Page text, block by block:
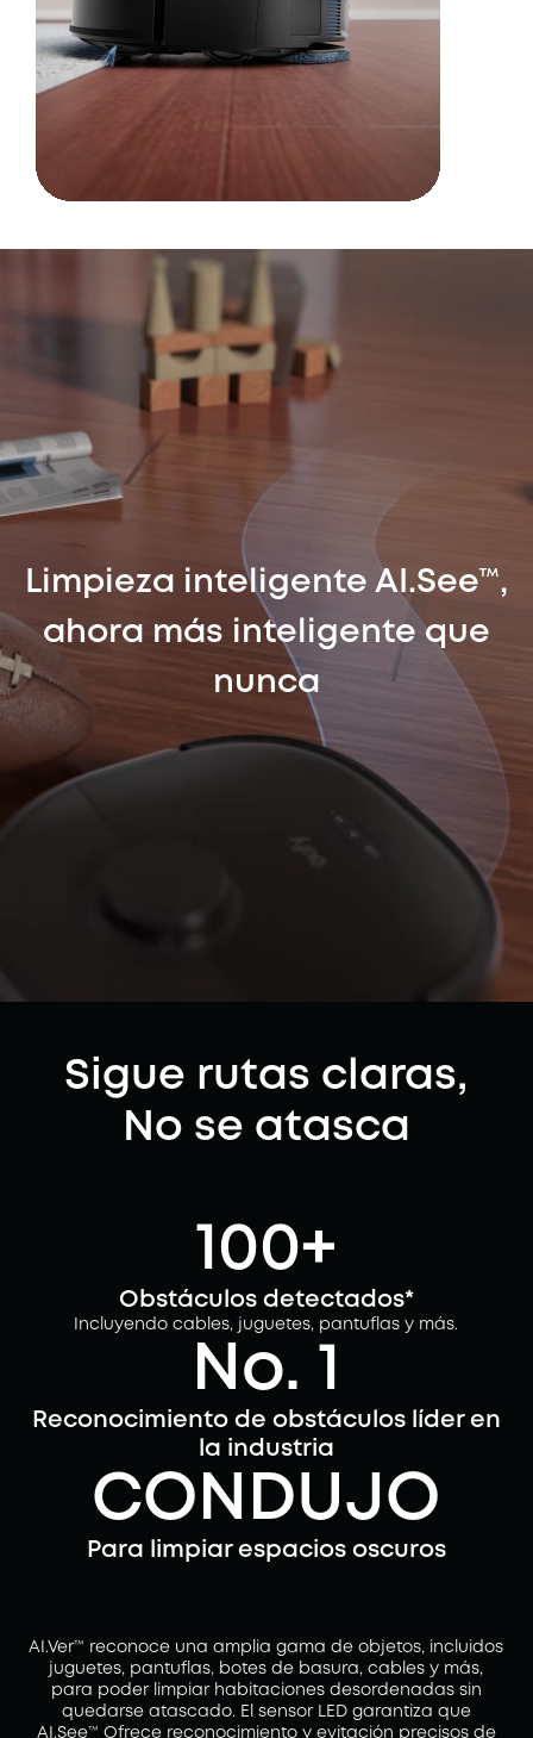
Limpieza inteligente AI.See™,
ahora más inteligente que
nunca
Sigue rutas claras,
No se atasca
100+
Obstáculos detectados*
Incluyendo cables, juguetes, pantuflas y más.
No. 1
Reconocimiento de obstáculos líder en
la industria
CONDUJO
Para limpiar espacios oscuros
AI.Ver™ reconoce una amplia gama de objetos, incluidos
juguetes, pantuflas, botes de basura, cables y más,
para poder limpiar habitaciones desordenadas sin
quedarse atascado. El sensor LED garantiza que
AI.See™ Ofrece reconocimiento y evitación precisos de